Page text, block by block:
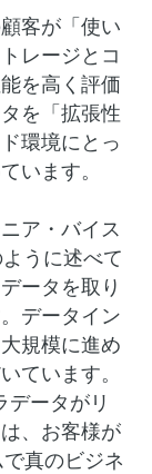
客が「使い
レージとコ
を高く評価
を「拡張性
環境にとっ
います。
ア・バイス
うに述べて
ータを取り
データイン
規模に進め
ています。
ータがリ
、お客様が
真のビジネ